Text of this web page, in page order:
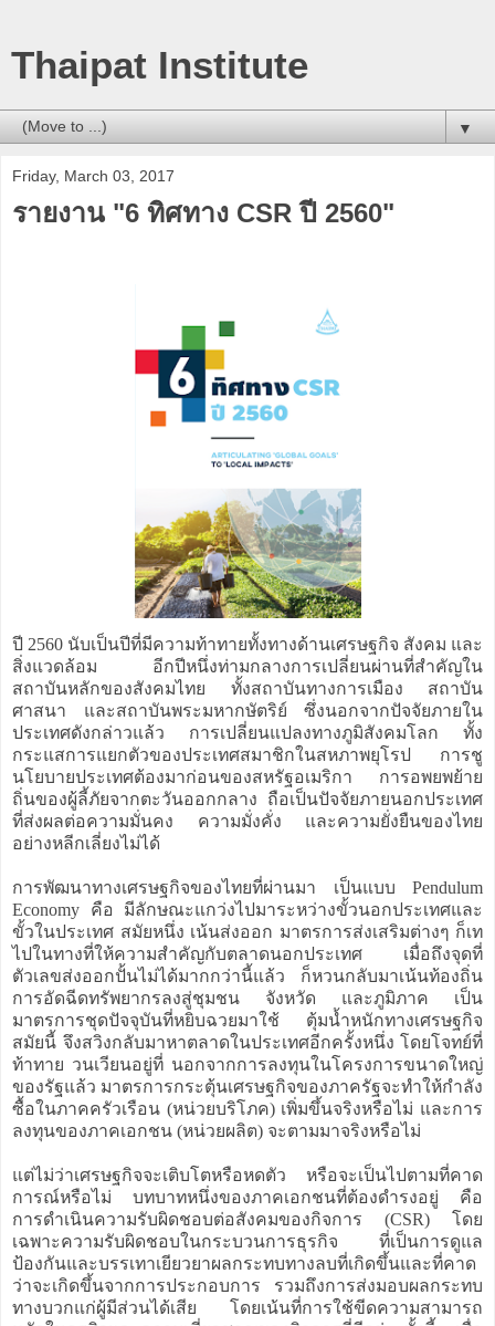
Thaipat Institute
▼
Friday, March 03, 2017
รายงาน "6 ทิศทาง CSR ปี 2560"
ปี 2560 นับเป็นปีที่มีความท้าทายทั้งทางด้านเศรษฐกิจ สังคม และ
สิ่งแวดล้อม อีกปีหนึ่งท่ามกลางการเปลี่ยนผ่านที่สำคัญใน
สถาบันหลักของสังคมไทย ทั้งสถาบันทางการเมือง สถาบัน
ศาสนา และสถาบันพระมหากษัตริย์ ซึ่งนอกจากปัจจัยภายใน
ประเทศดังกล่าวแล้ว การเปลี่ยนแปลงทางภูมิสังคมโลก ทั้ง
กระแสการแยกตัวของประเทศสมาชิกในสหภาพยุโรป การชู
นโยบายประเทศต้องมาก่อนของสหรัฐอเมริกา การอพยพย้าย
ถิ่นของผู้ลี้ภัยจากตะวันออกกลาง ถือเป็นปัจจัยภายนอกประเทศ
ที่ส่งผลต่อความมั่นคง ความมั่งคั่ง และความยั่งยืนของไทย
อย่างหลีกเลี่ยงไม่ได้
การพัฒนาทางเศรษฐกิจของไทยที่ผ่านมา เป็นแบบ Pendulum
Economy คือ มีลักษณะแกว่งไปมาระหว่างขั้วนอกประเทศและ
ขั้วในประเทศ สมัยหนึ่ง เน้นส่งออก มาตรการส่งเสริมต่างๆ ก็เท
ไปในทางที่ให้ความสำคัญกับตลาดนอกประเทศ เมื่อถึงจุดที่
ตัวเลขส่งออกปั้นไม่ได้มากกว่านี้แล้ว ก็หวนกลับมาเน้นท้องถิ่น
การอัดฉีดทรัพยากรลงสู่ชุมชน จังหวัด และภูมิภาค เป็น
มาตรการชุดปัจจุบันที่หยิบฉวยมาใช้ ตุ้มน้ำหนักทางเศรษฐกิจ
สมัยนี้ จึงสวิงกลับมาหาตลาดในประเทศอีกครั้งหนึ่ง โดยโจทย์ที่
ท้าทาย วนเวียนอยู่ที่ นอกจากการลงทุนในโครงการขนาดใหญ่
ของรัฐแล้ว มาตรการกระตุ้นเศรษฐกิจของภาครัฐจะทำให้กำลัง
ซื้อในภาคครัวเรือน (หน่วยบริโภค) เพิ่มขึ้นจริงหรือไม่ และการ
ลงทุนของภาคเอกชน (หน่วยผลิต) จะตามมาจริงหรือไม่
แต่ไม่ว่าเศรษฐกิจจะเติบโตหรือหดตัว หรือจะเป็นไปตามที่คาด
การณ์หรือไม่ บทบาทหนึ่งของภาคเอกชนที่ต้องดำรงอยู่ คือ
การดำเนินความรับผิดชอบต่อสังคมของกิจการ (CSR) โดย
เฉพาะความรับผิดชอบในกระบวนการธุรกิจ ที่เป็นการดูแล
ป้องกันและบรรเทาเยียวยาผลกระทบทางลบที่เกิดขึ้นและที่คาด
ว่าจะเกิดขึ้นจากการประกอบการ รวมถึงการส่งมอบผลกระทบ
ทางบวกแก่ผู้มีส่วนได้เสีย โดยเน้นที่การใช้ขีดความสามารถ